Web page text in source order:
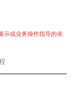
示或业务操作指导的依